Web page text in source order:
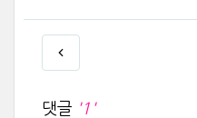
댓글 '1'